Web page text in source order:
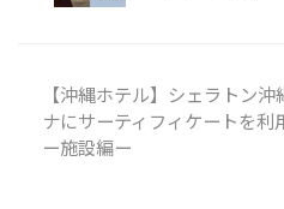
【沖縄ホテル】シェラトン
ナにサーティフィケートを利
ー施設編ー